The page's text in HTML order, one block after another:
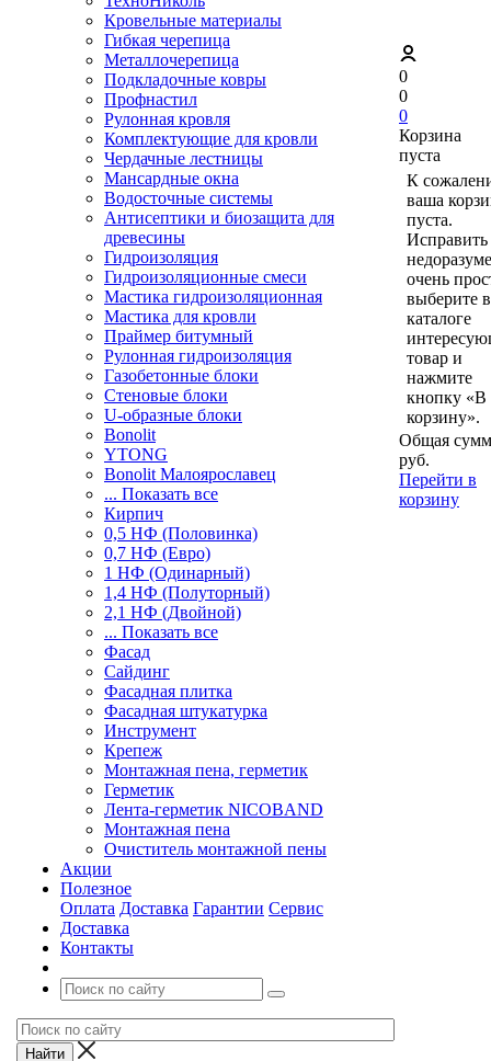
Кровельные материалы
Гибкая черепица
Металлочерепица
Подкладочные ковры
Профнастил
Рулонная кровля
Комплектующие для кровли
Чердачные лестницы
Мансардные окна
Водосточные системы
Антисептики и биозащита для
древесины
Гидроизоляция
Гидроизоляционные смеси
Мастика гидроизоляционная
Мастика для кровли
Праймер битумный
Рулонная гидроизоляция
Газобетонные блоки
Стеновые блоки
U-образные блоки
Bonolit
YTONG
Bonolit Малоярославец
... Показать все
Кирпич
0,5 НФ (Половинка)
0,7 НФ (Евро)
1 НФ (Одинарный)
1,4 НФ (Полуторный)
2,1 НФ (Двойной)
... Показать все
Фасад
Сайдинг
Фасадная плитка
Фасадная штукатурка
Инструмент
Крепеж
Монтажная пена, герметик
Герметик
Лента-герметик NICOBAND
Монтажная пена
Очиститель монтажной пены
Акции
Полезное
Оплата Доставка Гарантии Сервис
Доставка
Контакты
0
0
0
Корзина
пуста
К
ваша
пуста.
Исправить
очень
выберите в
каталоге
товар и
нажмите
кнопку «В
корзину».
Общая
руб.
Перейти в
корзину